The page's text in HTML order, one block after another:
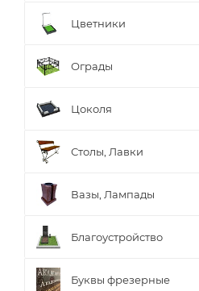
Цветники
Ограды
Цоколя
Столы, Лавки
Вазы, Лампады
Благоустройство
Буквы фрезерные